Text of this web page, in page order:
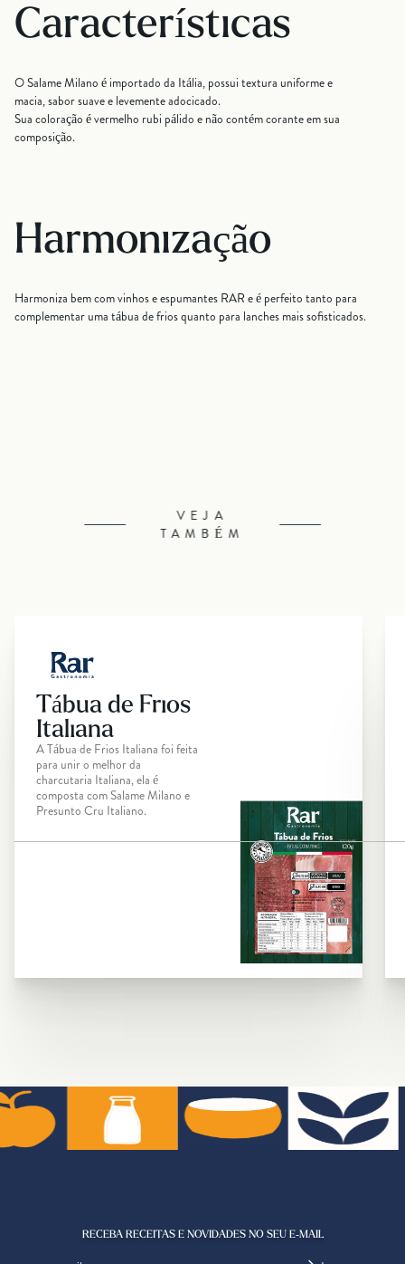
Características
O Salame Milano é importado da Itália, possui textura uniforme e
macia, sabor suave e levemente adocicado.
Sua coloração é vermelho rubi pálido e não contém corante em sua
composição.
Harmonização
Harmoniza bem com vinhos e espumantes RAR e é perfeito tanto para
complementar uma tábua de frios quanto para lanches mais sofisticados.
VEJA
TAMBÉM
Tábua de Frios
Italiana
A Tábua de Frios Italiana foi feita
para unir o melhor da
charcutaria Italiana, ela é
composta com Salame Milano e
Presunto Cru Italiano.
RECEBA RECEITAS E NOVIDADES NO SEU E-MAIL